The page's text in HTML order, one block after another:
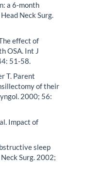
a 6-month
Neck Surg.
effect of
OSA. Int J
51-58.
T. Parent
of their
2000; 56:
Impact of
sleep
Surg. 2002;